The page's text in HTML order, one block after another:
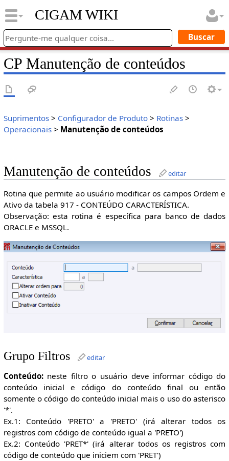
CIGAM WIKI
CP Manutenção de conteúdos
Suprimentos> Configurador de Produto> Rotinas>
Operacionais> Manutenção de conteúdos
Manutenção de conteúdos editar
Rotina que permite ao usuário modificar os campos Ordem e
Ativo da tabela 917 - CONTEÚDO CARACTERÍSTICA.
Observação: esta rotina é específica para banco de dados
ORACLE e MSSQL.
Grupo Filtros editar
Conteúdo:neste filtro o usuário deve informar código do
conteúdo inicial e código do conteúdo final ou então
somente o código do conteúdo inicial mais o uso do asterisco
'*'.
Ex.1: Conteúdo 'PRETO' a 'PRETO' (irá alterar todos os
registros com código de conteúdo igual a 'PRETO')
Ex.2: Conteúdo 'PRET*' (irá alterar todos os registros com
código de conteúdo que iniciem com 'PRET')